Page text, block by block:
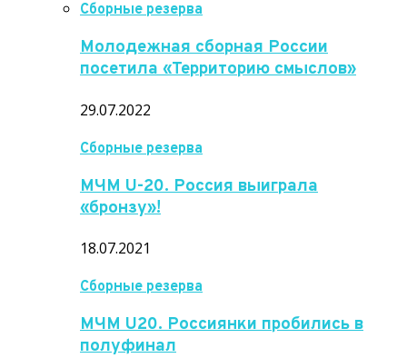
Сборные резерва
Молодежная сборная России
посетила «Территорию смыслов»
29.07.2022
Сборные резерва
МЧМ U-20. Россия выиграла
«бронзу»!
18.07.2021
Сборные резерва
МЧМ U20. Россиянки пробились в
полуфинал